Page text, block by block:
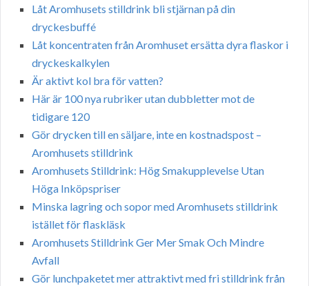
Låt Aromhusets stilldrink bli stjärnan på din
dryckesbuffé
Låt koncentraten från Aromhuset ersätta dyra flaskor i
dryckeskalkylen
Är aktivt kol bra för vatten?
Här är 100 nya rubriker utan dubbletter mot de
tidigare 120
Gör drycken till en säljare, inte en kostnadspost –
Aromhusets stilldrink
Aromhusets Stilldrink: Hög Smakupplevelse Utan
Höga Inköpspriser
Minska lagring och sopor med Aromhusets stilldrink
istället för flaskläsk
Aromhusets Stilldrink Ger Mer Smak Och Mindre
Avfall
Gör lunchpaketet mer attraktivt med fri stilldrink från